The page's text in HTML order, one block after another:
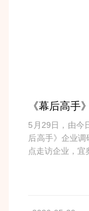
5月29日，由今
后高手》企业
点走访企业，宜